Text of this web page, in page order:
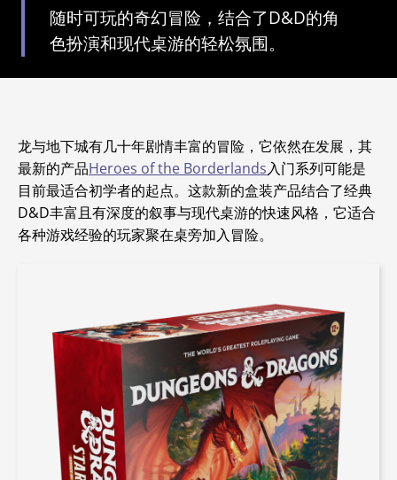
随时可玩的奇幻冒险，结合了D&D的角
色扮演和现代桌游的轻松氛围。
龙与地下城有几十年剧情丰富的冒险，它依然在发展 ，其
最新的产品Heroes of the Borderlands入门系列可能是
目前最适合初学者的起点。这款新的盒装产品结合了经典
D&D丰富且有深度的叙事与现代桌游的快速风格，它适合
各种游戏经验的玩家聚在桌旁加入冒险。